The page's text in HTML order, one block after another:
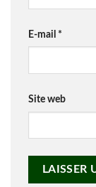
E-mail *
Site web